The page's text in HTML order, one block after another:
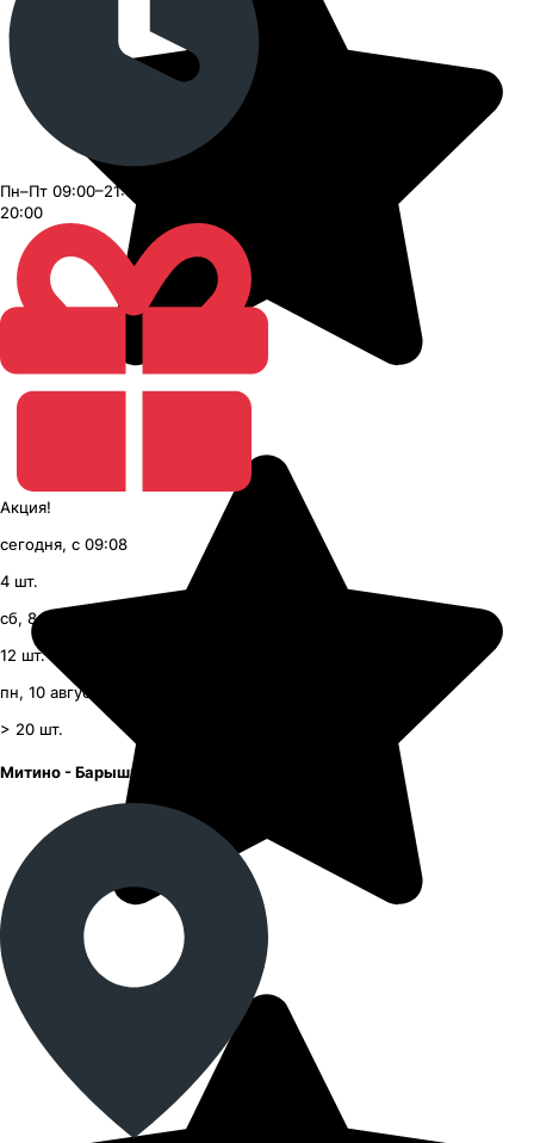
Пн–Пт 09:00–21:00, Сб–Вс 09:00–
20:00
Акция!
сегодня, с 09:08
4 шт.
сб, 8 августа, с 09:00
12 шт.
пн, 10 августа, с 09:00
> 20 шт.
Митино - Барышиха